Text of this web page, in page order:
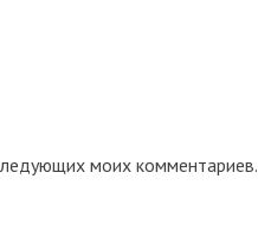
моих комментариев.